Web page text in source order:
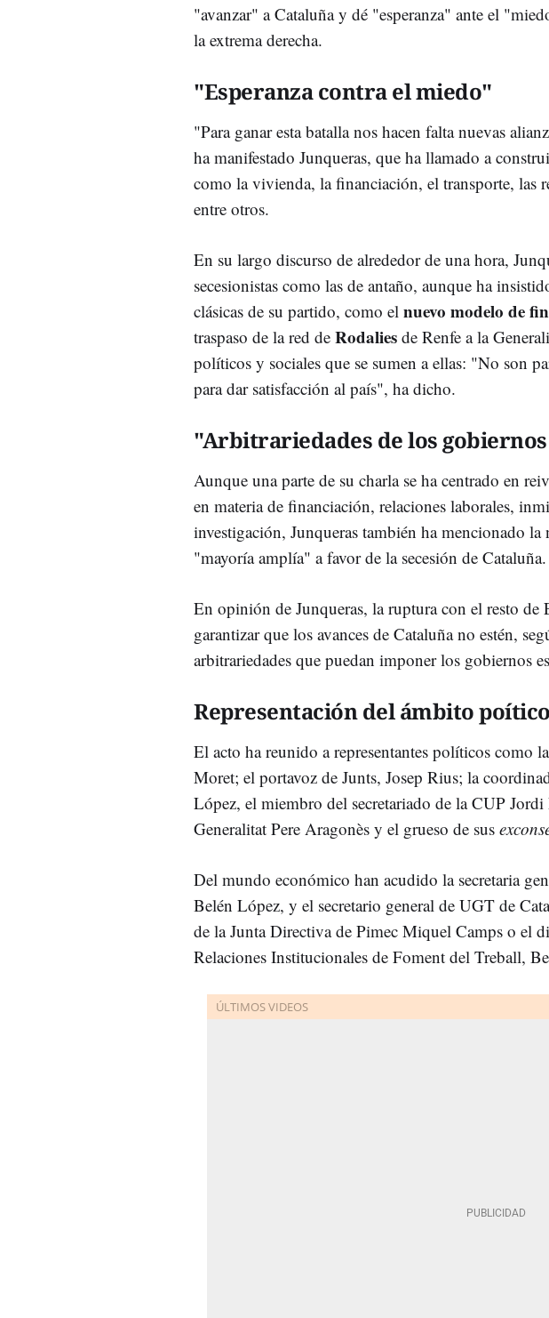
"avanzar" a Cataluña y dé "esperanza" ante el
la extrema derecha.
"Esperanza contra el miedo"
"Para ganar esta batalla nos hacen falta nuevas
ha manifestado Junqueras, que ha llamado a
como la vivienda, la financiación, el transporte, las
entre otros.
En su largo discurso de alrededor de una hora,
secesionistas como las de antaño, aunque ha
clásicas de su partido, como el nuevo modelo de
traspaso de la red de Rodalies de Renfe a la
políticos y sociales que se sumen a ellas: "No son
para dar satisfacción al país", ha dicho.
"Arbitrariedades de los
Aunque una parte de su charla se ha centrado en
en materia de financiación, relaciones laborales,
investigación, Junqueras también ha mencionado la
"mayoría amplía" a favor de la secesión de Cataluña.
En opinión de Junqueras, la ruptura con el resto de
garantizar que los avances de Cataluña no estén,
arbitrariedades que puedan imponer los gobiernos
Representación del ámbito
El acto ha reunido a representantes políticos como
Moret; el portavoz de Junts, Josep Rius; la
López, el miembro del secretariado de la CUP
Generalitat Pere Aragonès y el grueso de sus
Del mundo económico han acudido la secretaria
Belén López, y el secretario general de UGT de
de la Junta Directiva de Pimec Miquel Camps o el
Relaciones Institucionales de Foment del Treball,